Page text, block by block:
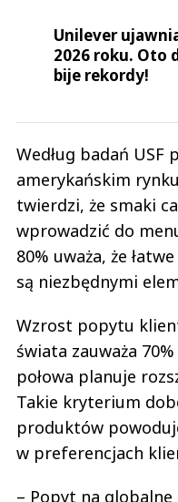
2026 roku. Oto
bije rekordy!
Według badań USF
amerykańskim
twierdzi, że smaki
wprowadzić do
80% uważa, że
są niezbędnymi
Wzrost popytu
świata zauważa
połowa planuje
Takie kryterium
produktów
w preferencjach
– Popyt na globalne
dodatki to nie tylko